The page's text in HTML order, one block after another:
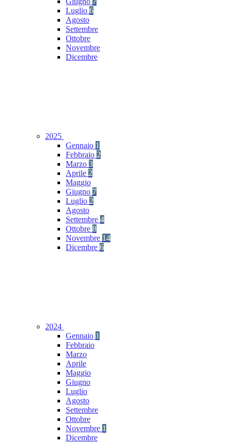
Luglio 6
Agosto
Settembre
Ottobre
Novembre
Dicembre
2025
Gennaio 1
Febbraio 2
Marzo 3
Aprile 2
Maggio
Giugno 7
Luglio 2
Agosto
Settembre 4
Ottobre 8
Novembre 14
Dicembre 6
2024
Gennaio 1
Febbraio
Marzo
Aprile
Maggio
Giugno
Luglio
Agosto
Settembre
Ottobre
Novembre 1
Dicembre